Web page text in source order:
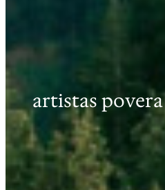
artistas povera